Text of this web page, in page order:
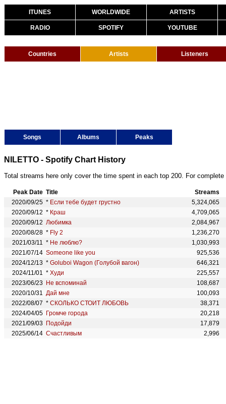
ITUNES WORLDWIDE ARTISTS
RADIO SPOTIFY YOUTUBE
Countries Artists Listeners
Songs Albums Peaks
NILETTO - Spotify Chart History
Total streams here only cover the time spent in each top 200. For
Peak Date Title
Streams
2020/09/25 * Если тебе будет грустно
5,324,065
2020/09/12 * Краш
4,709,065
2020/09/12 Любимка
2,084,967
2020/08/28 * Fly 2
1,236,270
2021/03/11 * Не люблю?
1,030,993
2021/07/14 Someone like you
925,536
2024/12/13 * Goluboi Wagon (Голубой вагон)
646,321
2024/11/01 * Худи
225,557
2023/06/23
Не вспоминай
108,687
2020/10/31 Дай мне
100,093
2022/08/07 * СКОЛЬКО СТОИТ ЛЮБОВЬ
38,371
2024/04/05 Громче города
20,218
2021/09/03
Подойди
17,879
2025/06/14 Счастливым 2,996